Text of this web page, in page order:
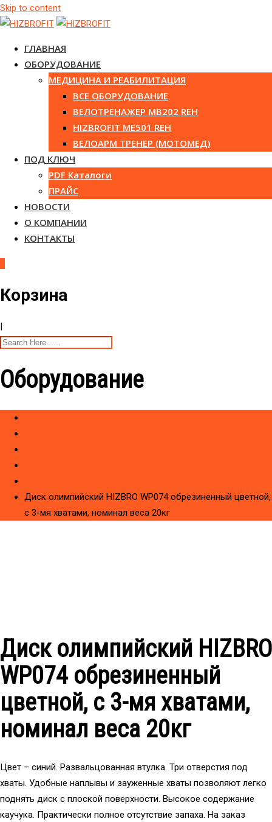
Skip to content
ГЛАВНАЯ
ОБОРУДОВАНИЕ
МЕДИЦИНА И РЕАБИЛИТАЦИЯ
ВСЕ ОБОРУДОВАНИЕ
ВЕЛОТРЕНАЖЕР MB202 REH
HIZBROFIT ME501 REH
ВЕЛОАРМ ТРЕНЕР (МОТОМЕД)
ПОД КЛЮЧ
PDF Каталоги
ПРАЙС
НОВОСТИ
О КОМПАНИИ
КОНТАКТЫ
Корзина
Оборудование
Диск олимпийский HIZBRO WP074 обрезиненный цветной,
с 3-мя хватами, номинал веса 20кг
Диск олимпийский HIZBRO
WP074 обрезиненный
цветной, с 3-мя хватами,
номинал веса 20кг
Цвет – синий. Развальцованная втулка. Три отверстия под
хваты. Удобные наплывы и зауженные хваты позволяют легко
поднять диск с плоской поверхности. Высокое содержание
каучука. Практически полное отсутствие запаха. На заказ